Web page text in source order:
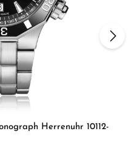
Herrenuhr 10112-